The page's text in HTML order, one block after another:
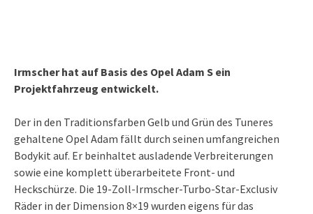
Irmscher hat auf Basis des Opel Adam S ein
Projektfahrzeug entwickelt.
Der in den Traditionsfarben Gelb und Grün des Tuneres
gehaltene Opel Adam fällt durch seinen umfangreichen
Bodykit auf. Er beinhaltet ausladende Verbreiterungen
sowie eine komplett überarbeitete Front- und
Heckschürze. Die 19-Zoll-Irmscher-Turbo-Star-Exclusiv
Räder in der Dimension 8×19 wurden eigens für das